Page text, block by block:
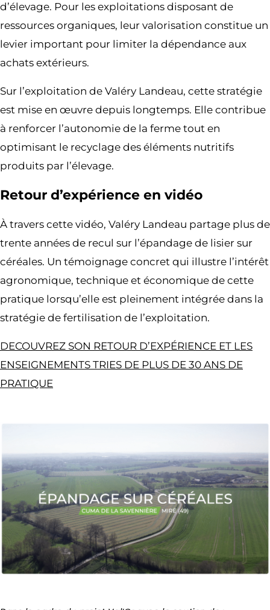
d’élevage. Pour les exploitations disposant de
ressources organiques, leur valorisation constitue un
levier important pour limiter la dépendance aux
achats extérieurs.
Sur l’exploitation de Valéry Landeau, cette stratégie
est mise en œuvre depuis longtemps. Elle contribue
à renforcer l’autonomie de la ferme tout en
optimisant le recyclage des éléments nutritifs
produits par l’élevage.
Retour d’expérience en vidéo
À travers cette vidéo, Valéry Landeau partage plus de
trente années de recul sur l’épandage de lisier sur
céréales. Un témoignage concret qui illustre l’intérêt
agronomique, technique et économique de cette
pratique lorsqu’elle est pleinement intégrée dans la
stratégie de fertilisation de l’exploitation.
DECOUVREZ SON RETOUR D’EXPÉRIENCE ET LES
ENSEIGNEMENTS TRIES DE PLUS DE 30 ANS DE
PRATIQUE